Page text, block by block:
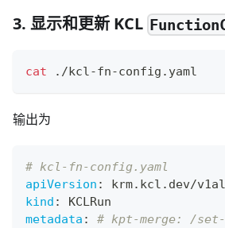
3. 显示和更新 KCL
cat ./kcl-fn-config.yaml
输出为
# kcl-fn-config.yaml
apiVersion :
krm.kcl.dev/
kind :
KCLRun
metadata :
# kpt-merge: /